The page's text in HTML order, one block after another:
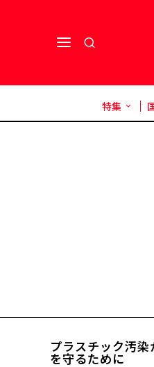
特集
プラスチック汚
を守るために